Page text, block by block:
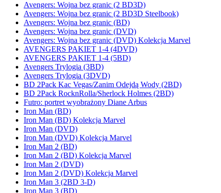
Avengers: Wojna bez granic (2 BD3D)
Avengers: Wojna bez granic (2 BD3D Steelbook)
Avengers: Wojna bez granic (BD)
Avengers: Wojna bez granic (DVD)
Avengers: Wojna bez granic (DVD) Kolekcja Marvel
AVENGERS PAKIET 1-4 (4DVD)
AVENGERS PAKIET 1-4 (5BD)
Avengers Trylogia (3BD)
Avengers Trylogia (3DVD)
BD 2Pack Kac Vegas/Zanim Odejdą Wody (2BD)
BD 2Pack RocknRolla/Sherlock Holmes (2BD)
Futro: portret wyobrażony Diane Arbus
Iron Man (BD)
Iron Man (BD) Kolekcja Marvel
Iron Man (DVD)
Iron Man (DVD) Kolekcja Marvel
Iron Man 2 (BD)
Iron Man 2 (BD) Kolekcja Marvel
Iron Man 2 (DVD)
Iron Man 2 (DVD) Kolekcja Marvel
Iron Man 3 (2BD 3-D)
Iron Man 3 (BD)